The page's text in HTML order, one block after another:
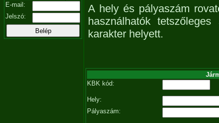
E-mail:
Jelszó:
A hely és pályaszám
használhatók
karakter helyett.
KBK kód:
Hely:
Pályaszám: